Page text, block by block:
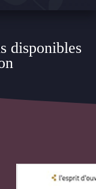
disponibles